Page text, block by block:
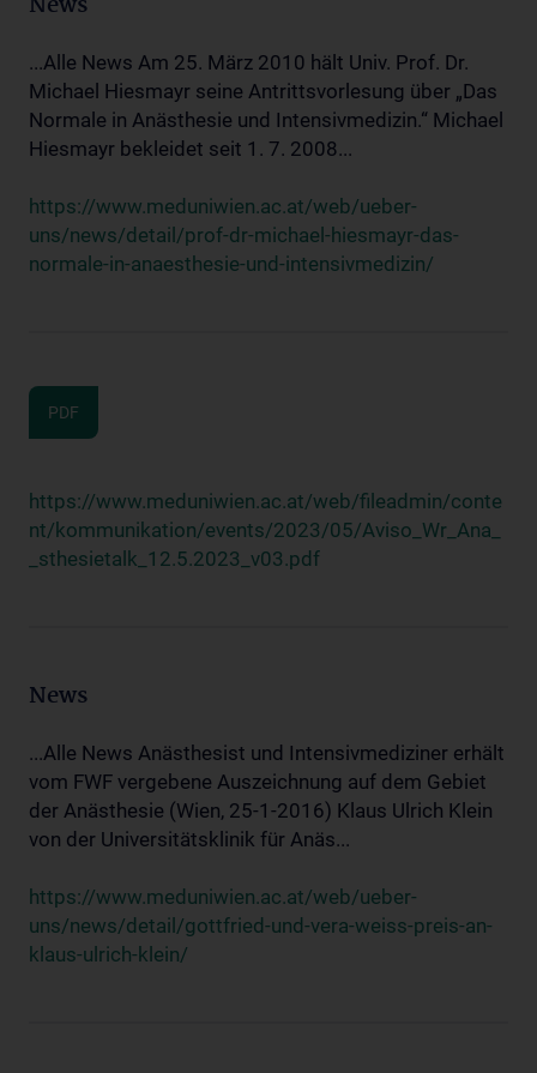
...Alle News Am 25. März 2010 hält Univ. Prof. Dr.
Michael Hiesmayr seine Antrittsvorlesung über „Das
Normale in Anästhesie und Intensivmedizin.“ Michael
Hiesmayr bekleidet seit 1. 7. 2008...
https://www.meduniwien.ac.at/web/ueber-
uns/news/detail/prof-dr-michael-hiesmayr-das-
normale-in-anaesthesie-und-intensivmedizin/
PDF
https://www.meduniwien.ac.at/web/fileadmin/conte
nt/kommunikation/events/2023/05/Aviso_Wr_Ana_
_sthesietalk_12.5.2023_v03.pdf
News
...Alle News Anästhesist und Intensivmediziner erhält
vom FWF vergebene Auszeichnung auf dem Gebiet
der Anästhesie (Wien, 25-1-2016) Klaus Ulrich Klein
von der Universitätsklinik für Anäs...
https://www.meduniwien.ac.at/web/ueber-
uns/news/detail/gottfried-und-vera-weiss-preis-an-
klaus-ulrich-klein/